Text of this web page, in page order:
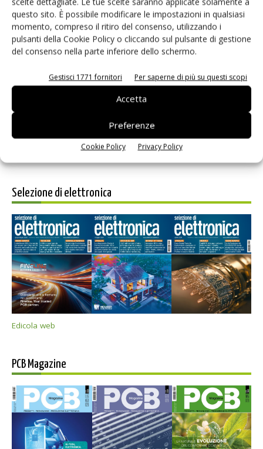
questo sito. È possibile modificare le impostazioni in qualsiasi
momento, compreso il ritiro del consenso, utilizzando i
pulsanti della Cookie Policy o cliccando sul pulsante di gestione
del consenso nella parte inferiore dello schermo.
Gestisci 1771 fornitori Per saperne di più su questi scopi
Accetta
Preferenze
Cookie Policy Privacy Policy
Salva il mio nome, email e sito web in questo browser per i
prossimi commenti.
Selezione di elettronica
Edicola web
PCB Magazine